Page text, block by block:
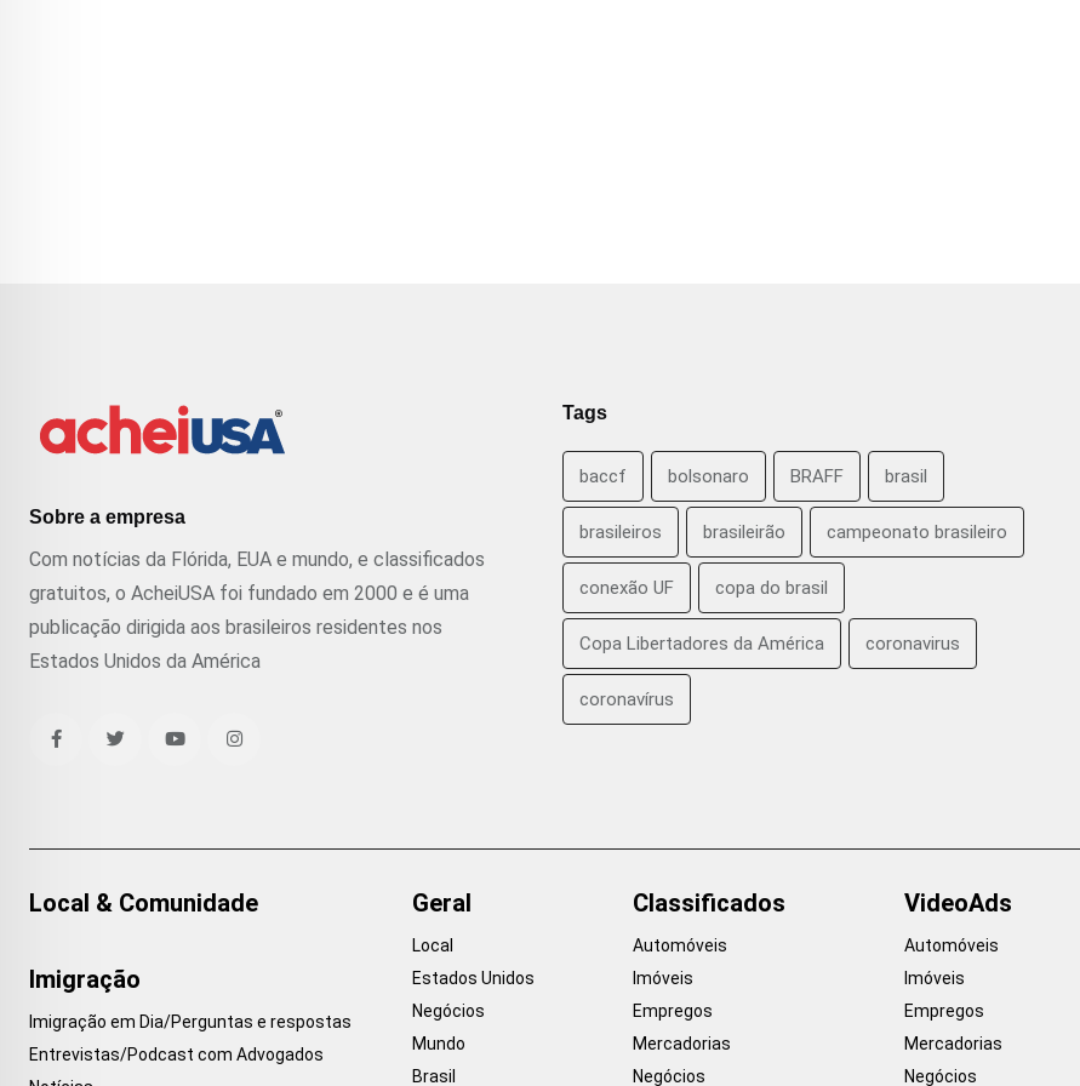
Sobre a empresa
Com notícias da Flórida, EUA e mundo, e classificados
gratuitos, o AcheiUSA foi fundado em 2000 e é uma
publicação dirigida aos brasileiros residentes nos
Estados Unidos da América
Tags
baccf bolsonaro BRAFF brasil
brasileiros brasileirão campeonato brasileiro
conexão UF copa do brasil
Copa Libertadores da América coronavirus
coronavírus
Local & Comunidade
Imigração
Imigração em Dia/Perguntas e respostas
Entrevistas/Podcast com Advogados
Geral
Local
Estados Unidos
Negócios
Mundo
Brasil
Classificados
Automóveis
Imóveis
Empregos
Mercadorias
Negócios
VideoAds
Automóveis
Imóveis
Empregos
Mercadorias
Negócios